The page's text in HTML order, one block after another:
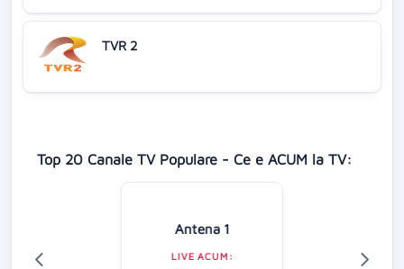
TVR 2
Top 20 Canale TV Populare - Ce e ACUM la TV:
Antena 1
LIVE ACUM: